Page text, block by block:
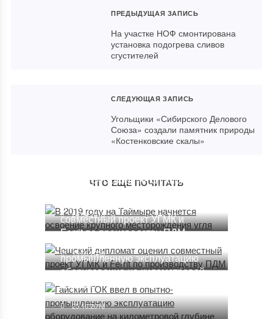
ПРЕДЫДУЩАЯ ЗАПИСЬ
На участке НОФ смонтирована
установка подогрева сливов
сгустителей
СЛЕДУЮЩАЯ ЗАПИСЬ
Угольщики «Сибирского Делового
Союза» создали памятник природы
«Костенковские скалы»
ЧТО ЕЩЕ ПОЧИТАТЬ
начнется освоение крупного
24.04.2018
Чешский дипломат оценил
совместный проект УГМК и
Ferrit по производству ПДМ
15.03.2020
Гайский ГОК ввел в опытно-
промышленную эксплуатацию
оборудование на километровой
глубине
25.10.2018